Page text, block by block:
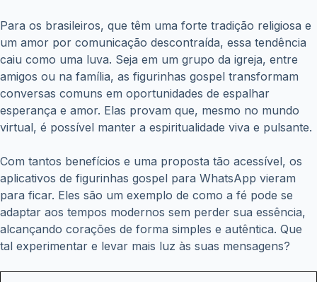
Para os brasileiros, que têm uma forte tradição religiosa e
um amor por comunicação descontraída, essa tendência
caiu como uma luva. Seja em um grupo da igreja, entre
amigos ou na família, as figurinhas gospel transformam
conversas comuns em oportunidades de espalhar
esperança e amor. Elas provam que, mesmo no mundo
virtual, é possível manter a espiritualidade viva e pulsante.
Com tantos benefícios e uma proposta tão acessível, os
aplicativos de figurinhas gospel para WhatsApp vieram
para ficar. Eles são um exemplo de como a fé pode se
adaptar aos tempos modernos sem perder sua essência,
alcançando corações de forma simples e autêntica. Que
tal experimentar e levar mais luz às suas mensagens?